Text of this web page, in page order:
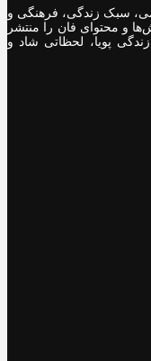
سرگرمی، سبک زندگی، فرهنگی و
و محتوای فان را منتشر
پویا، لحظاتی شاد و